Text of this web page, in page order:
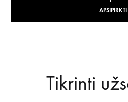
APSIPIRKTI
Tikrinti